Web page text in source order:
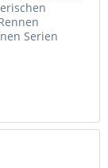
Serien